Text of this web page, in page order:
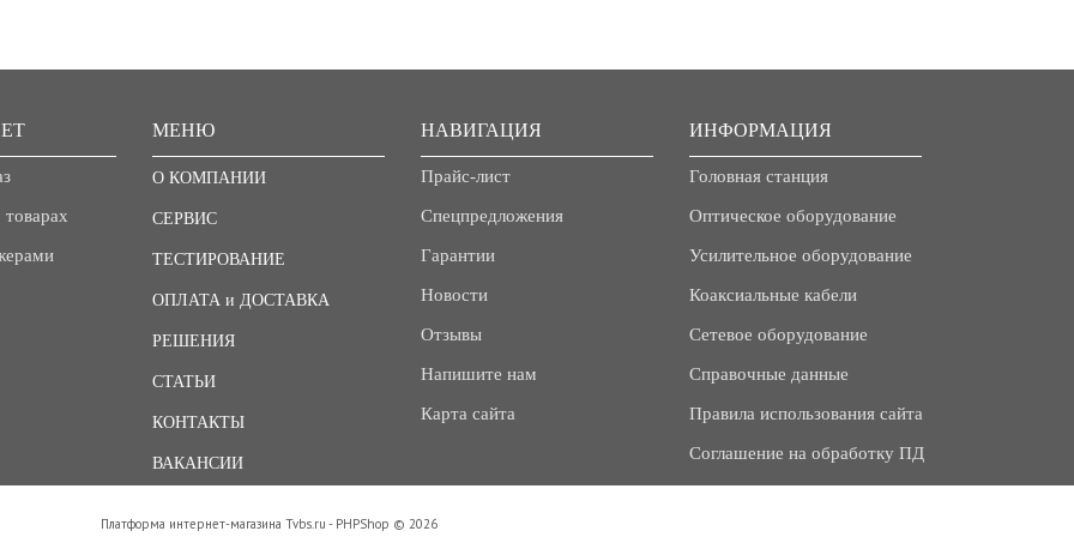
МЕНЮ
О КОМПАНИИ
СЕРВИС
ТЕСТИРОВАНИЕ
ОПЛАТА и ДОСТАВКА
РЕШЕНИЯ
СТАТЬИ
КОНТАКТЫ
ВАКАНСИИ
НАВИГАЦИЯ
Прайс-лист
Спецпредложения
Гарантии
Новости
Отзывы
Напишите нам
Карта сайта
ИНФОРМАЦИЯ
Головная станция
Оптическое оборудование
Усилительное оборудование
Коаксиальные кабели
Сетевое оборудование
Справочные данные
Правила использования сайта
Соглашение на обработку ПД
Платформа интернет-магазина Tvbs.ru - PHPShop © 2026